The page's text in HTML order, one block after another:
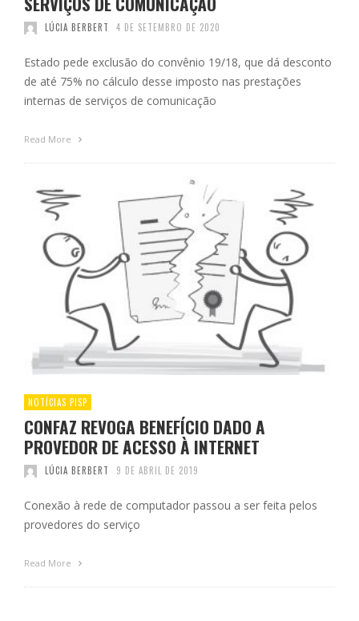
LÚCIA BERBERT 4 DE SETEMBRO DE 2020
Estado pede exclusão do convênio 19/18, que dá desconto
de até 75% no cálculo desse imposto nas prestações
internas de serviços de comunicação
Read More
NOTÍCIAS PISP
CONFAZ REVOGA BENEFÍCIO DADO A
PROVEDOR DE ACESSO À INTERNET
LÚCIA BERBERT 9 DE ABRIL DE 2019
Conexão à rede de computador passou a ser feita pelos
provedores do serviço
Read More